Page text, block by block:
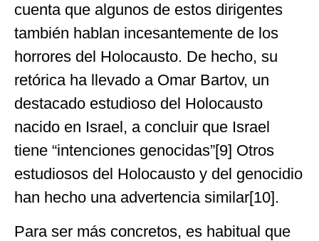
cuenta que algunos de estos dirigentes
también hablan incesantemente de los
horrores del Holocausto. De hecho, su
retórica ha llevado a Omar Bartov, un
destacado estudioso del Holocausto
nacido en Israel, a concluir que Israel
tiene “intenciones genocidas”[9] Otros
estudiosos del Holocausto y del genocidio
han hecho una advertencia similar[10].
Para ser más concretos, es habitual que